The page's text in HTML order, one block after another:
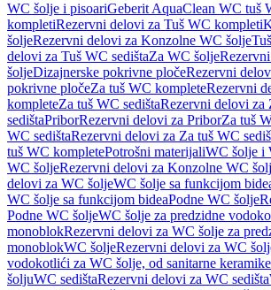
WC šolje i pisoariGeberit AquaClean WC tuš
kompletiRezervni delovi za Tuš WC kompleti
šoljeRezervni delovi za Konzolne WC šolje
delovi za Tuš WC sedištaZa WC šolje
šoljeDizajnerske pokrivne pločeRezervni
pokrivne pločeZa tuš WC kompleteRezervni
kompleteZa tuš WC sedištaRezervni delovi za
sedištaPriborRezervni delovi za PriborZa tuš
WC sedištaRezervni delovi za Za tuš WC
tuš WC kompletePotrošni materijaliWC šolje i
WC šoljeRezervni delovi za Konzolne WC
delovi za WC šoljeWC šolje sa funkcijom
WC šolje sa funkcijom bideaPodne WC šolje
Podne WC šoljeWC šolje za predzidne
monoblokRezervni delovi za WC šolje za
monoblokWC šoljeRezervni delovi za WC
vodokotlići za WC šolje, od sanitarne keramike
šoljuWC sedištaRezervni delovi za WC sedišta